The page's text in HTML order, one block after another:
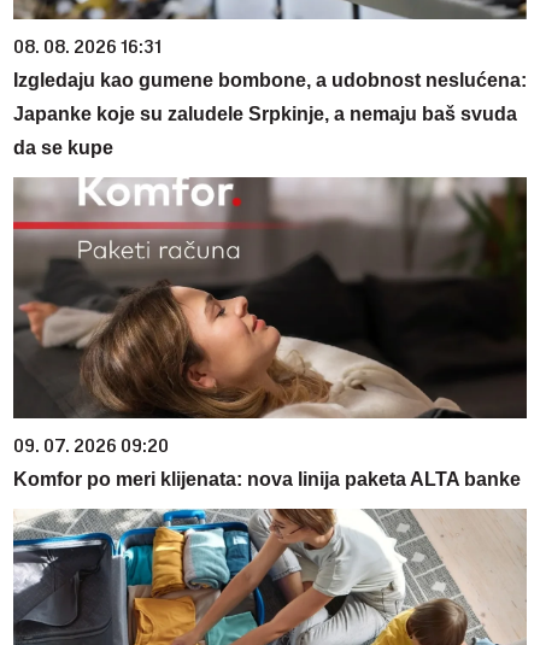
08. 08. 2026 16:31
Izgledaju kao gumene bombone, a udobnost neslućena:
Japanke koje su zaludele Srpkinje, a nemaju baš svuda
da se kupe
09. 07. 2026 09:20
Komfor po meri klijenata: nova linija paketa ALTA banke